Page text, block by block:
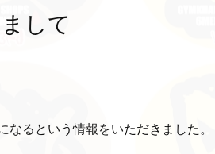
して
るという情報をいただきました。